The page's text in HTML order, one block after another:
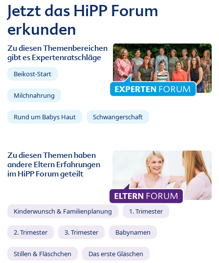
Jetzt das HiPP Forum
erkunden
Zu diesen Themenbereichen
gibt es Expertenratschläge
Beikost-Start
Milchnahrung
Rund um Babys Haut Schwangerschaft
Zu diesen Themen haben
andere Eltern Erfahrungen
im HiPP Forum geteilt
Kinderwunsch & Familienplanung 1. Trimester
2. Trimester 3. Trimester Babynamen
Stillen & Fläschchen Das erste Gläschen